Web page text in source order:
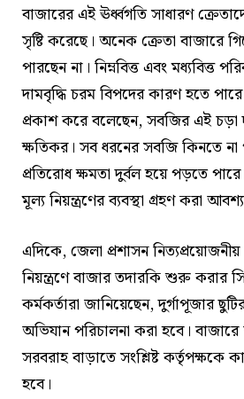
বাজারের এই ঊর্ধ্বগতি সাধারণ
সৃষ্টি করেছে। অনেক ক্রেতা বাজারে
পারছেন না। নিম্নবিত্ত এবং মধ্যবিত্ত
দামবৃদ্ধি চরম বিপদের কারণ হতে
প্রকাশ করে বলেছেন, সবজির এই চড়া
ক্ষতিকর। সব ধরনের সবজি কিনতে
প্রতিরোধ ক্ষমতা দুর্বল হয়ে পড়তে
মূল্য নিয়ন্ত্রণের ব্যবস্থা গ্রহণ করা
এদিকে, জেলা প্রশাসন
নিয়ন্ত্রণে বাজার তদারকি শুরু করার
কর্মকর্তারা জানিয়েছেন, দুর্গাপূজার
অভিযান পরিচালনা করা হবে।
সরবরাহ বাড়াতে সংশ্লিষ্ট কর্তৃপক্ষকে
হবে।